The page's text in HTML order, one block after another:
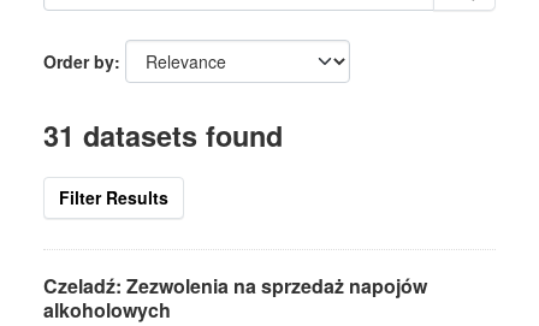
Order by
31 datasets found
Filter Results
Czeladź: Zezwolenia na sprzedaż napojów
alkoholowych